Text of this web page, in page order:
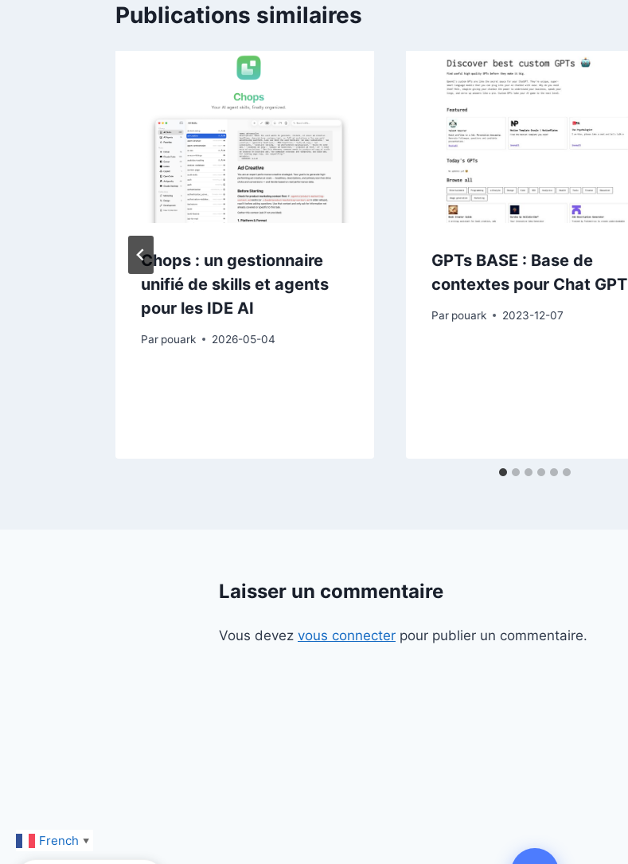
Publications similaires
Chops : un gestionnaire
unifié de skills et agents
pour les IDE AI
Par pouark 2026-05-04
GPTs BASE : Base de
contextes pour Chat GPT
Par pouark 2023-12-07
Laisser un commentaire
Vous devez vous connecter pour publier un commentaire.
French ▼